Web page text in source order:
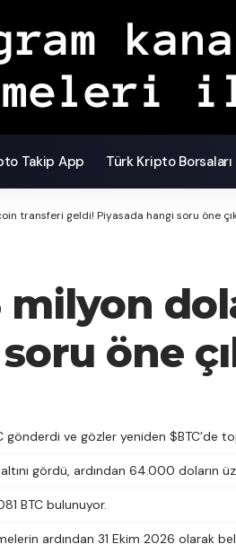
Takip App Türk Kripto Borsaları
transferi geldi! Piyasada hangi soru öne
milyon
öne
gönderdi ve gözler yeniden $BTC’de
gördü, ardından 64.000 doların
BTC bulunuyor.
ardından 31 Ekim 2026 olarak